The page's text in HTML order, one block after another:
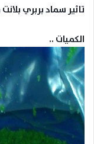
تاثير سماد بربري
الكميات ..